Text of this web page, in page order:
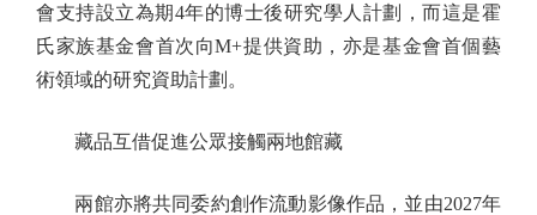
會支持設立為期4年的博士後研究學人計劃，而這是霍
氏家族基金會首次向M+提供資助，亦是基金會首個藝
術領域的研究資助計劃。
藏品互借促進公眾接觸兩地館藏
兩館亦將共同委約創作流動影像作品，並由2027年